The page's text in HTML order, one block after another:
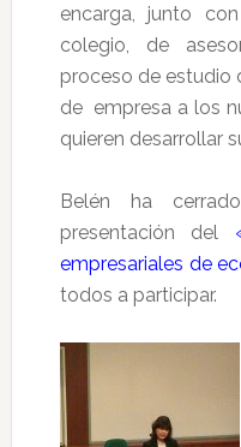
encarga, junto
colegio, de
proceso de estudio
de empresa a los
quieren desarrollar
Belén ha
presentación del
empresariales de
todos a participar.